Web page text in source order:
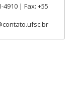
4910 | Fax: +55